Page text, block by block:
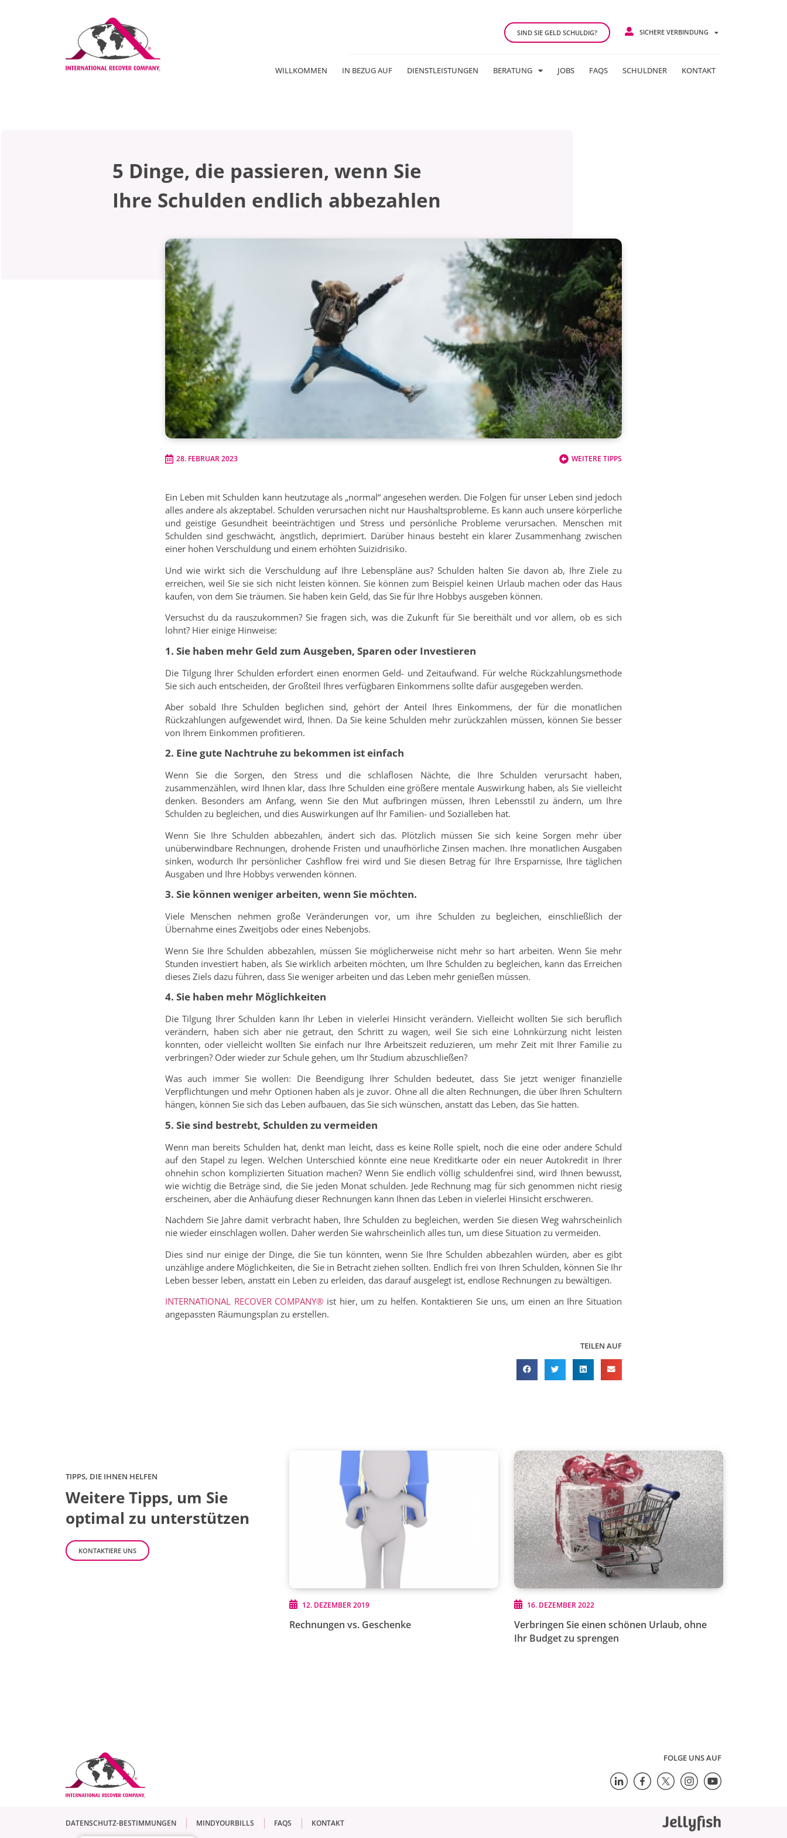
SIND SIE GELD SCHULDIG? SICHERE VERBINDUNG
WILLKOMMEN IN BEZUG AUF DIENSTLEISTUNGEN BERATUNG JOBS FAQS SCHULDNER KONTAKT
5 Dinge, die passieren, wenn Sie
Ihre Schulden endlich abbezahlen
28. FEBRUAR 2023 WEITERE TIPPS
Ein Leben mit Schulden kann heutzutage als „normal“ angesehen werden. Die Folgen für unser Leben sind jedoch
alles andere als akzeptabel. Schulden verursachen nicht nur Haushaltsprobleme. Es kann auch unsere körperliche
und geistige Gesundheit beeinträchtigen und Stress und persönliche Probleme verursachen. Menschen mit
Schulden sind geschwächt, ängstlich, deprimiert. Darüber hinaus besteht ein klarer Zusammenhang zwischen
einer hohen Verschuldung und einem erhöhten Suizidrisiko.
Und wie wirkt sich die Verschuldung auf Ihre Lebenspläne aus? Schulden halten Sie davon ab, Ihre Ziele zu
erreichen, weil Sie sie sich nicht leisten können. Sie können zum Beispiel keinen Urlaub machen oder das Haus
kaufen, von dem Sie träumen. Sie haben kein Geld, das Sie für Ihre Hobbys ausgeben können.
Versuchst du da rauszukommen? Sie fragen sich, was die Zukunft für Sie bereithält und vor allem, ob es sich
lohnt? Hier einige Hinweise:
1. Sie haben mehr Geld zum Ausgeben, Sparen oder Investieren
Die Tilgung Ihrer Schulden erfordert einen enormen Geld- und Zeitaufwand. Für welche Rückzahlungsmethode
Sie sich auch entscheiden, der Großteil Ihres verfügbaren Einkommens sollte dafür ausgegeben werden.
Aber sobald Ihre Schulden beglichen sind, gehört der Anteil Ihres Einkommens, der für die monatlichen
Rückzahlungen aufgewendet wird, Ihnen. Da Sie keine Schulden mehr zurückzahlen müssen, können Sie besser
von Ihrem Einkommen profitieren.
2. Eine gute Nachtruhe zu bekommen ist einfach
Wenn Sie die Sorgen, den Stress und die schlaflosen Nächte, die Ihre Schulden verursacht haben,
zusammenzählen, wird Ihnen klar, dass Ihre Schulden eine größere mentale Auswirkung haben, als Sie vielleicht
denken. Besonders am Anfang, wenn Sie den Mut aufbringen müssen, Ihren Lebensstil zu ändern, um Ihre
Schulden zu begleichen, und dies Auswirkungen auf Ihr Familien- und Sozialleben hat.
Wenn Sie Ihre Schulden abbezahlen, ändert sich das. Plötzlich müssen Sie sich keine Sorgen mehr über
unüberwindbare Rechnungen, drohende Fristen und unaufhörliche Zinsen machen. Ihre monatlichen Ausgaben
sinken, wodurch Ihr persönlicher Cashflow frei wird und Sie diesen Betrag für Ihre Ersparnisse, Ihre täglichen
Ausgaben und Ihre Hobbys verwenden können.
3. Sie können weniger arbeiten, wenn Sie möchten.
Viele Menschen nehmen große Veränderungen vor, um ihre Schulden zu begleichen, einschließlich der
Übernahme eines Zweitjobs oder eines Nebenjobs.
Wenn Sie Ihre Schulden abbezahlen, müssen Sie möglicherweise nicht mehr so hart arbeiten. Wenn Sie mehr
Stunden investiert haben, als Sie wirklich arbeiten möchten, um Ihre Schulden zu begleichen, kann das Erreichen
dieses Ziels dazu führen, dass Sie weniger arbeiten und das Leben mehr genießen müssen.
4. Sie haben mehr Möglichkeiten
Die Tilgung Ihrer Schulden kann Ihr Leben in vielerlei Hinsicht verändern. Vielleicht wollten Sie sich beruflich
verändern, haben sich aber nie getraut, den Schritt zu wagen, weil Sie sich eine Lohnkürzung nicht leisten
konnten, oder vielleicht wollten Sie einfach nur Ihre Arbeitszeit reduzieren, um mehr Zeit mit Ihrer Familie zu
verbringen? Oder wieder zur Schule gehen, um Ihr Studium abzuschließen?
Was auch immer Sie wollen: Die Beendigung Ihrer Schulden bedeutet, dass Sie jetzt weniger finanzielle
Verpflichtungen und mehr Optionen haben als je zuvor. Ohne all die alten Rechnungen, die über Ihren Schultern
hängen, können Sie sich das Leben aufbauen, das Sie sich wünschen, anstatt das Leben, das Sie hatten.
5. Sie sind bestrebt, Schulden zu vermeiden
Wenn man bereits Schulden hat, denkt man leicht, dass es keine Rolle spielt, noch die eine oder andere Schuld
auf den Stapel zu legen. Welchen Unterschied könnte eine neue Kreditkarte oder ein neuer Autokredit in Ihrer
ohnehin schon komplizierten Situation machen? Wenn Sie endlich völlig schuldenfrei sind, wird Ihnen bewusst,
wie wichtig die Beträge sind, die Sie jeden Monat schulden. Jede Rechnung mag für sich genommen nicht riesig
erscheinen, aber die Anhäufung dieser Rechnungen kann Ihnen das Leben in vielerlei Hinsicht erschweren.
Nachdem Sie Jahre damit verbracht haben, Ihre Schulden zu begleichen, werden Sie diesen Weg wahrscheinlich
nie wieder einschlagen wollen. Daher werden Sie wahrscheinlich alles tun, um diese Situation zu vermeiden.
Dies sind nur einige der Dinge, die Sie tun könnten, wenn Sie Ihre Schulden abbezahlen würden, aber es gibt
unzählige andere Möglichkeiten, die Sie in Betracht ziehen sollten. Endlich frei von Ihren Schulden, können Sie Ihr
Leben besser leben, anstatt ein Leben zu erleiden, das darauf ausgelegt ist, endlose Rechnungen zu bewältigen.
INTERNATIONAL RECOVER COMPANY® ist hier, um zu helfen. Kontaktieren Sie uns, um einen an Ihre Situation
angepassten Räumungsplan zu erstellen.
TEILEN AUF
TIPPS, DIE IHNEN HELFEN
Weitere Tipps, um Sie
optimal zu unterstützen
KONTAKTIERE UNS
Rechnungen vs. Geschenke
12. DEZEMBER 2019
Verbringen Sie einen schönen Urlaub, ohne
Ihr Budget zu sprengen
16. DEZEMBER 2022
FOLGE UNS AUF
DATENSCHUTZ-BESTIMMUNGEN MINDYOURBILLS FAQS KONTAKT